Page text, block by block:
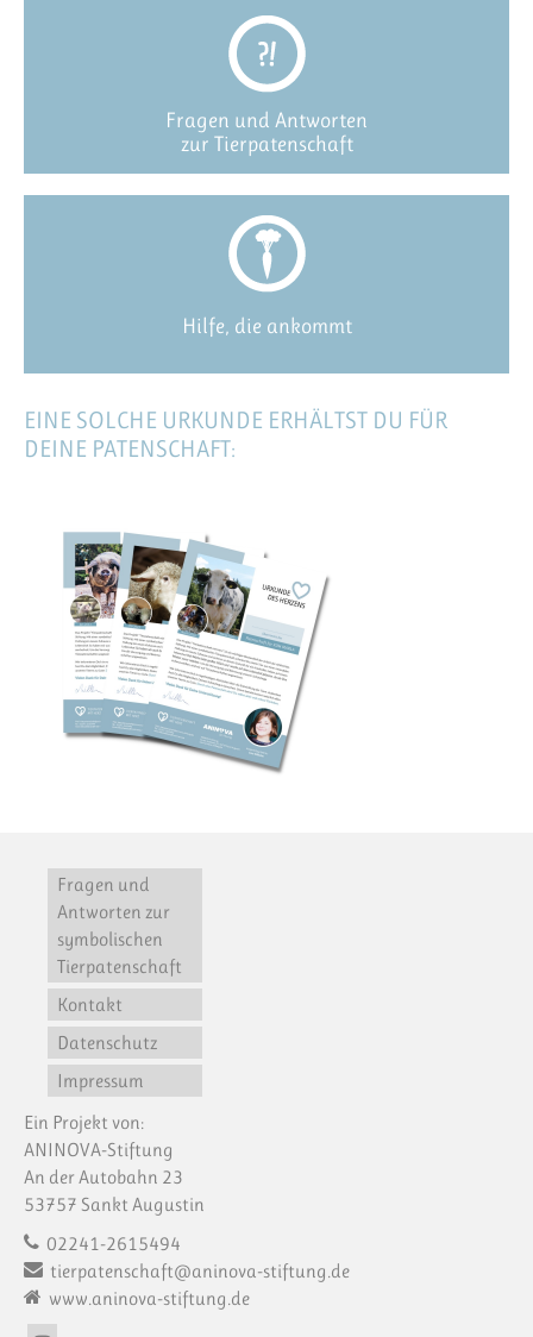
Fragen und Antworten
zur Tierpatenschaft
Hilfe, die ankommt
EINE SOLCHE URKUNDE ERHÄLTST DU FÜR
DEINE PATENSCHAFT:
Fragen und
Antworten zur
symbolischen
Tierpatenschaft
Kontakt
Datenschutz
Impressum
Ein Projekt von:
ANINOVA-Stiftung
An der Autobahn 23
53757 Sankt Augustin
02241-2615494
tierpatenschaft@aninova-stiftung.de
www.aninova-stiftung.de